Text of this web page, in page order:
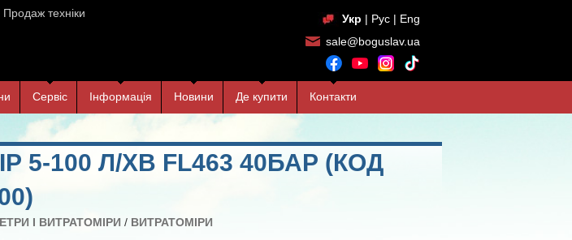
Продаж техніки
Укр | Рус | Eng
sale@boguslav.ua
Сервiс Iнформацiя Новини Де купити Контакти
5-100 Л/ХВ FL463 40БАР (КОД
І ВИТРАТОМІРИ / ВИТРАТОМІРИ